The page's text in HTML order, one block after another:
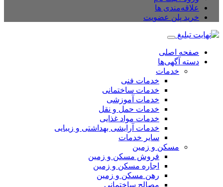
علاقه‌مندی ها
خرید پلن عضویت
صفحه اصلی
دسته آگهی‌ها
خدمات
خدمات فنی
خدمات ساختمانی
خدمات آموزشی
خدمات حمل و نقل
خدمات مواد غذایی
خدمات آرایشی بهداشتی و زیبایی
سایر خدمات
مسکن و زمین
فروش مسکن و زمین
اجاره مسکن و زمین
رهن مسکن و زمین
مصالح ساختمانی